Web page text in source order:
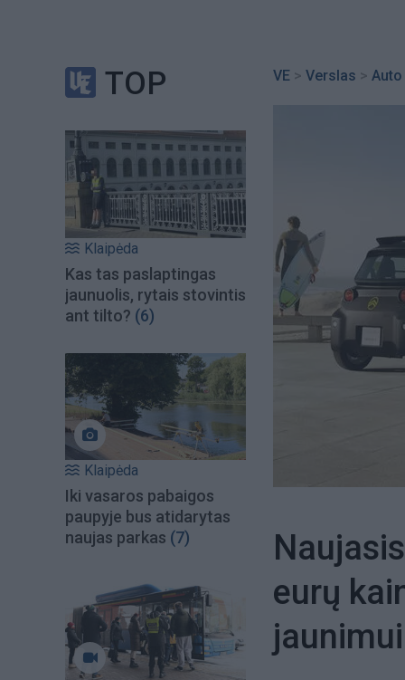
TOP
Klaipėda
Kas tas paslaptingas
jaunuolis, rytais stovintis
ant tilto? (6)
Klaipėda
Iki vasaros pabaigos
paupyje bus atidarytas
naujas parkas (7)
VE > Verslas > Auto
eurų